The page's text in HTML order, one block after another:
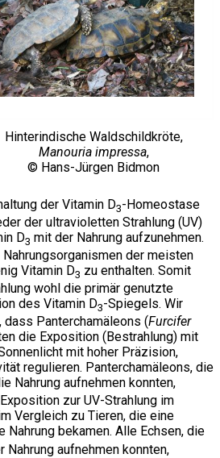
Hinterindische Waldschildkröte,
Manouria impressa,
© Hans-Jürgen Bidmon
der Vitamin D3-Homeostase
der ultravioletten Strahlung (UV)
D3 mit der Nahrung aufzunehmen.
der meisten
Vitamin D3 zu enthalten. Somit
wohl die primär genutzte
des Vitamin D3-Spiegels. Wir
Panterchamäleons (Furcifer
die Exposition (Bestrahlung) mit
mit hoher Präzision,
regulieren. Panterchamäleons, die
Nahrung aufnehmen konnten,
zur UV-Strahlung im
Vergleich zu Tieren, die eine
Nahrung bekamen. Alle Echsen, die
Nahrung aufnehmen konnten,